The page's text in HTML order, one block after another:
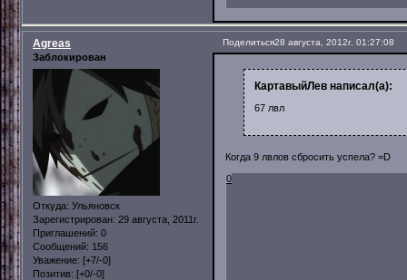
Поделиться28 августа, 2012г. 01:27:08
Agreas
Заблокирован
Откуда: Ульяновск
Зарегистрирован: 29 августа, 2011г.
Приглашений: 0
Сообщений: 156
Уважение: [+7/-0]
Позитив: [+0/-0]
КартавыйЛев написал(а):
67 лвл
Когда 9 лвлов сбросить успела? =D
0